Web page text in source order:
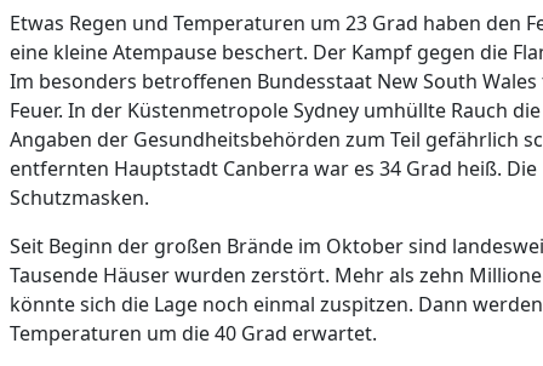
Etwas Regen und Temperaturen um 23 Grad haben den
eine kleine Atempause beschert. Der Kampf gegen die
Im besonders betroffenen Bundesstaat New South
Feuer. In der Küstenmetropole Sydney umhüllte Rauch
Angaben der Gesundheitsbehörden zum Teil gefährlich
entfernten Hauptstadt Canberra war es 34 Grad heiß.
Schutzmasken.
Seit Beginn der großen Brände im Oktober sind
Tausende Häuser wurden zerstört. Mehr als zehn
könnte sich die Lage noch einmal zuspitzen. Dann
Temperaturen um die 40 Grad erwartet.